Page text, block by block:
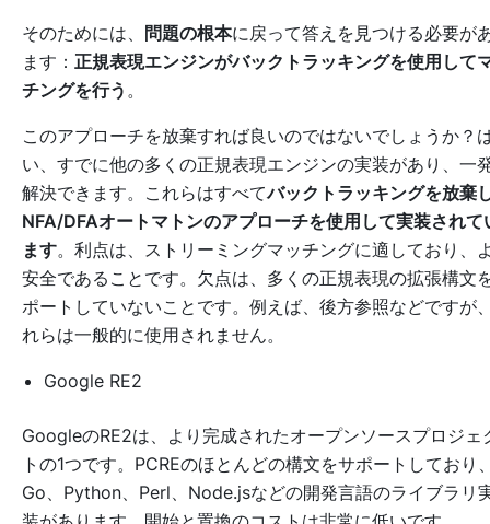
そのためには、 問題の根本に戻って答えを見つける必要が
ます： 正規表現エンジンがバックトラッキングを使用して
チングを行う 。
このアプローチを放棄すれば良いのではないでしょうか？
い、すでに他の多くの正規表現エンジンの実装があり、一
解決できます。これらはすべてバックトラッキングを放棄
NFA/DFAオートマトンのアプローチを使用して実装されて
ます。利点は、ストリーミングマッチングに適しており、
安全であることです。欠点は、多くの正規表現の拡張構文
ポートしていないことです。例えば、後方参照などですが
れらは一般的に使用されません。
Google RE2
GoogleのRE2は、より完成されたオープンソースプロジェ
トの1つです。PCREのほとんどの構文をサポートしており
Go、Python、Perl、Node.jsなどの開発言語のライブラリ